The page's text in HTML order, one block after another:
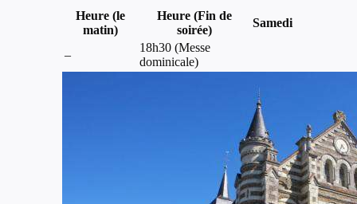
Heure (le
matin)
Heure (Fin de
soirée)
Samedi
–
18h30 (Messe
dominicale)